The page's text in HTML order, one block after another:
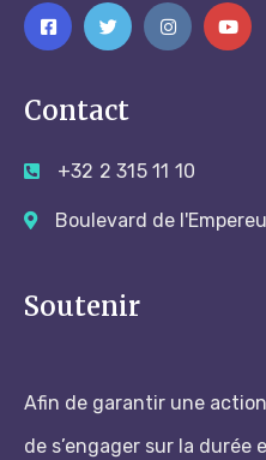
Contact
+32 2 315 11 10
Boulevard de
Soutenir
Afin de garantir une
de s’engager sur la durée